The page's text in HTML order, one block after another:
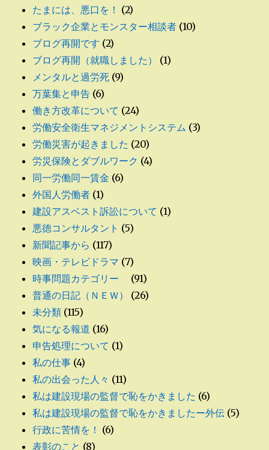
たまには、悪口を！ (2)
ブラック企業とモンスター相談者 (10)
ブログ再開です (2)
ブログ再開（就職しました）
(1)
メンタルと過労死 (9)
万葉集と申告 (6)
働き方改革について (24)
労働安全衛生マネジメントシステム (3)
労働災害が起きました (20)
労災保険とダブルワーク (4)
同一労働同一賃金 (6)
外国人労働者 (1)
建設アスベスト訴訟について (1)
悪徳コンサルタント (5)
新聞記事から (117)
映画・テレビドラマ (7)
時事問題カテゴリー
(91)
普通の日記（ＮＥＷ）
(26)
未分類 (115)
気になる報道 (16)
申告処理について (1)
私の仕事 (4)
私の出会った人々 (11)
私は建設現場の監督で恥をかきました (6)
私は建設現場の監督で恥をかきましたー外伝 (5)
行政に苦情を！ (6)
表彰のこと (8)